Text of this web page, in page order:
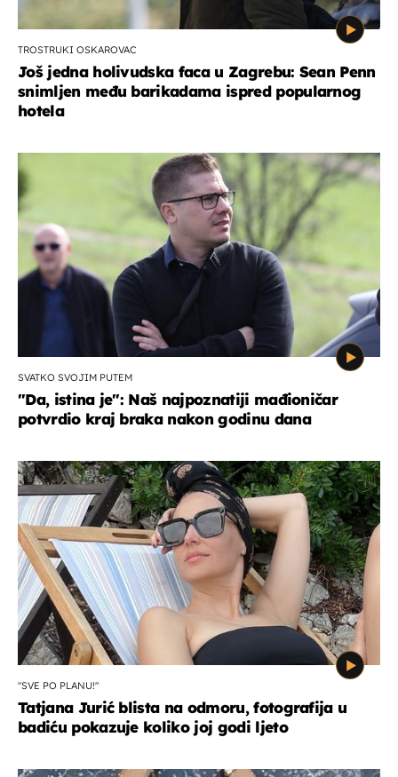
TROSTRUKI OSKAROVAC
Još jedna holivudska faca u Zagrebu: Sean Penn
snimljen među barikadama ispred popularnog
hotela
SVATKO SVOJIM PUTEM
"Da, istina je": Naš najpoznatiji mađioničar
potvrdio kraj braka nakon godinu dana
"SVE PO PLANU!"
Tatjana Jurić blista na odmoru, fotografija u
badiću pokazuje koliko joj godi ljeto